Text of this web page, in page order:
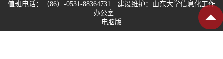
值班电话：（86）-0531-88364731 建设维护：山东大学信息化工作
办公室
电脑版